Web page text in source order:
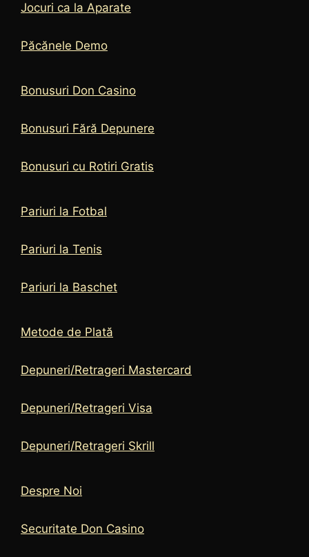
Jocuri ca la Aparate
Păcănele Demo
Bonusuri Don Casino
Bonusuri Fără Depunere
Bonusuri cu Rotiri Gratis
Pariuri la Fotbal
Pariuri la Tenis
Pariuri la Baschet
Metode de Plată
Depuneri/Retrageri Mastercard
Depuneri/Retrageri Visa
Depuneri/Retrageri Skrill
Despre Noi
Securitate Don Casino